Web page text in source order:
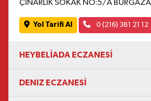
ÇINARLIK SOKAK NO:5/A
Yol Tarifi Al 0 (216) 381 21 12
HEYBELİADA ECZANESİ
DENIZ ECZANESİ